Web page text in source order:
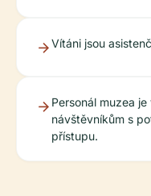
Vítáni jsou
Personál muzea
návštěvníkům s
přístupu.